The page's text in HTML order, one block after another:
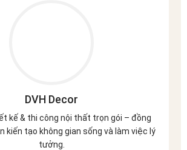
DVH Decor
kế & thi công nội thất trọn gói – đồng
kiến tạo không gian sống và làm việc lý
tưởng.